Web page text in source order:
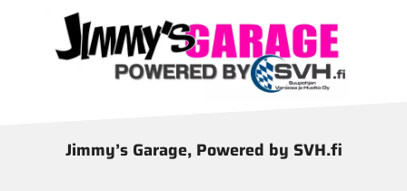
Jimmy’s Garage, Powered by SVH.fi